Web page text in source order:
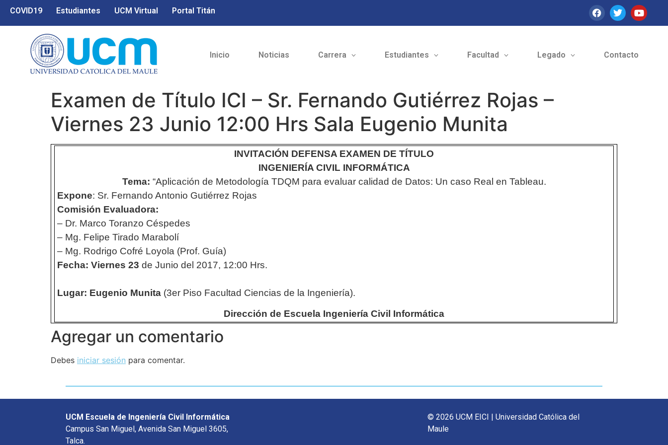
COVID19 Estudiantes UCM Virtual Portal Titán
Inicio Noticias Carrera Estudiantes Facultad Legado Contacto
Examen de Título ICI – Sr. Fernando Gutiérrez Rojas –
Viernes 23 Junio 12:00 Hrs Sala Eugenio Munita
INVITACIÓN DEFENSA EXAMEN DE TÍTULO
INGENIERÍA CIVIL INFORMÁTICA
Tema: “Aplicación de Metodología TDQM para evaluar calidad de Datos: Un caso Real en Tableau.
Expone: Sr. Fernando Antonio Gutiérrez Rojas
Comisión Evaluadora:
– Dr. Marco Toranzo Céspedes
– Mg. Felipe Tirado Marabolí
– Mg. Rodrigo Cofré Loyola (Prof. Guía)
Fecha:Viernes 23 de Junio del 2017, 12:00 Hrs.
Lugar: Eugenio Munita (3er Piso Facultad Ciencias de la Ingeniería).
Dirección de Escuela Ingeniería Civil Informática
Agregar un comentario
Debes iniciar sesión para comentar.
UCM Escuela de Ingeniería Civil Informática
Campus San Miguel, Avenida San Miguel 3605,
Talca.
© 2026 UCM EICI | Universidad Católica del
Maule